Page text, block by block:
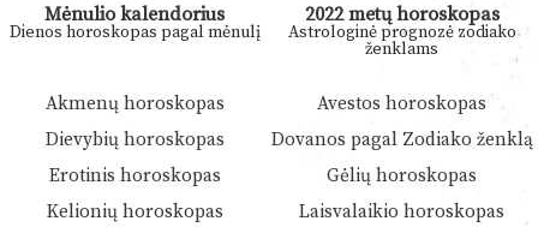
Mėnulio kalendorius
Dienos horoskopas pagal mėnulį
2022 metų horoskopas
Astrologinė prognozė zodiako
ženklams
Akmenų horoskopas
Avestos horoskopas
Dievybių horoskopas
Dovanos pagal Zodiako ženklą
Erotinis horoskopas
Gėlių horoskopas
Kelionių horoskopas
Laisvalaikio horoskopas